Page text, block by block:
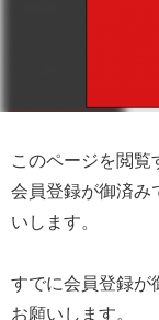
このページを閲覧
会員登録が御済み
いします。
すでに会員登録が
お願いします。